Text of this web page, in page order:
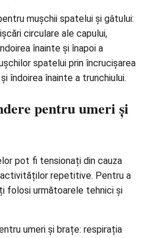
mușchii spatelui și gâtului:
circulare ale capului,
înainte și înapoi a
spatelui prin încrucișarea
îndoirea înainte a trunchiului.
pentru umeri și
pot fi tensionați din cauza
repetitive. Pentru a
folosi următoarele tehnici și
umeri și brațe: respirația